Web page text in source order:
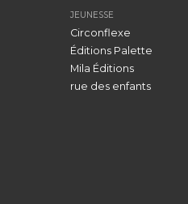
JEUNESSE
Circonflexe
Éditions Palette
Mila Éditions
rue des enfants